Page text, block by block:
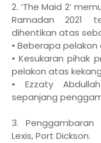
2. ‘The Maid 2’
Ramadan 2021
dihentikan atas
• Beberapa pelakon
• Kesukaran pihak
pelakon atas
• Ezzaty
sepanjang
3. Penggambaran
Lexis, Port Dickson.